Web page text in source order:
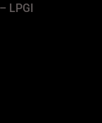
LPGI